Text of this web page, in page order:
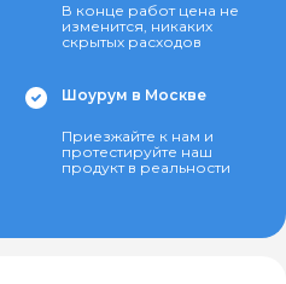
В конце работ цена не
изменится, никаких
скрытых расходов
Шоурум в Москве
Приезжайте к нам и
протестируйте наш
продукт в реальности